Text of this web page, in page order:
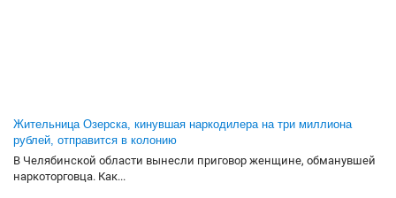
Жительница Озерска, кинувшая наркодилера на три миллиона
рублей, отправится в колонию
В Челябинской области вынесли приговор женщине, обманувшей
наркоторговца. Как...